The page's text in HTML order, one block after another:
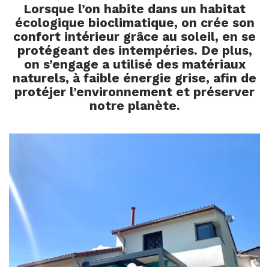
Lorsque l’on habite dans un habitat
écologique bioclimatique, on crée son
confort intérieur grâce au soleil, en se
protégeant des intempéries. De plus,
on s’engage a utilisé des matériaux
naturels, à faible énergie grise, afin de
protéjer l’environnement et préserver
notre planète.